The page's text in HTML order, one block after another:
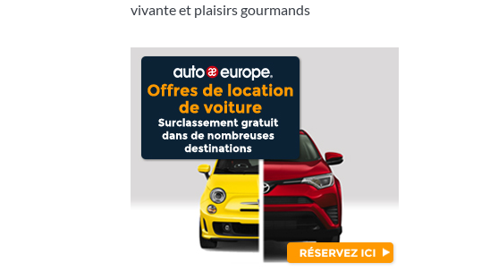
vivante et plaisirs gourmands